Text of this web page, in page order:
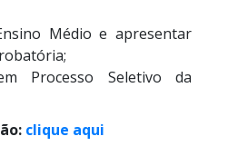
Médio e apresentar
Processo Seletivo da
clique aqui